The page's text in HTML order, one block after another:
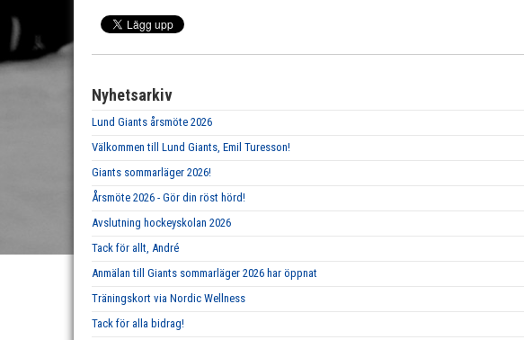
Nyhetsarkiv
Lund Giants årsmöte 2026
Välkommen till Lund Giants, Emil Turesson!
Giants sommarläger 2026!
Årsmöte 2026 - Gör din röst hörd!
Avslutning hockeyskolan 2026
Tack för allt, André
Anmälan till Giants sommarläger 2026 har öppnat
Träningskort via Nordic Wellness
Tack för alla bidrag!